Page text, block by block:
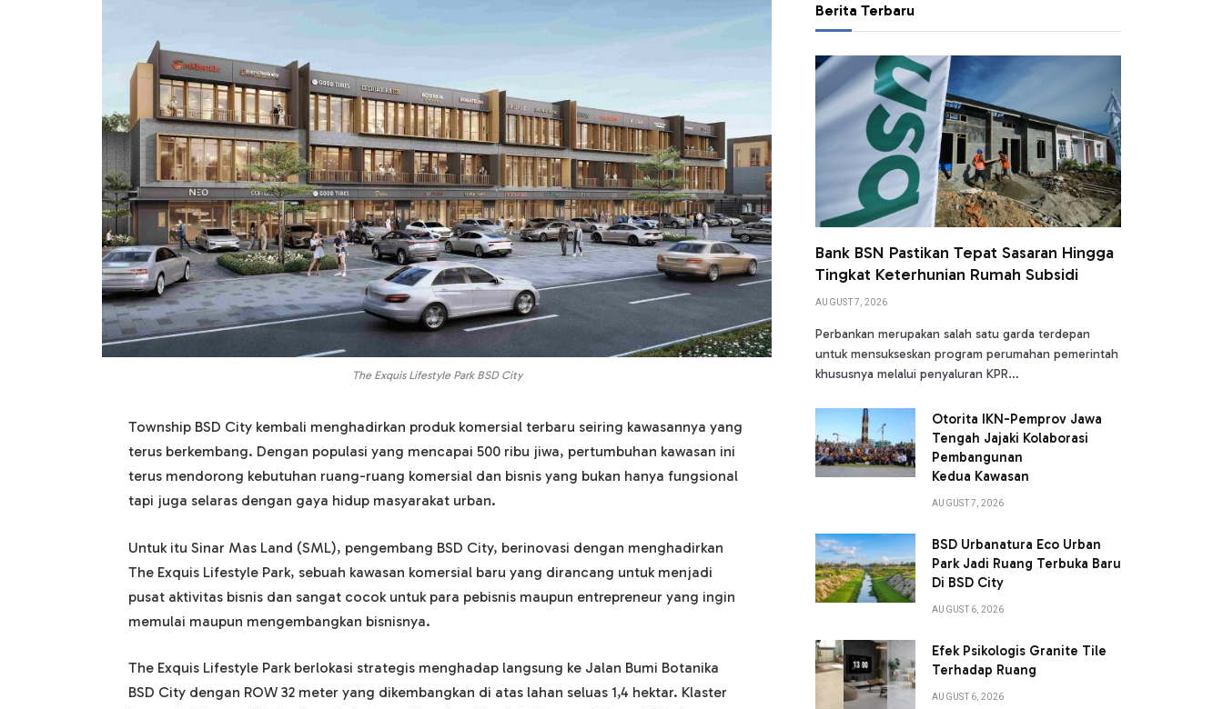
The Exquis Lifestyle Park BSD City
Township BSD City kembali menghadirkan produk komersial terbaru seiring kawasannya yang
terus berkembang. Dengan populasi yang mencapai 500 ribu jiwa, pertumbuhan kawasan ini
terus mendorong kebutuhan ruang-ruang komersial dan bisnis yang bukan hanya fungsional
tapi juga selaras dengan gaya hidup masyarakat urban.
Untuk itu Sinar Mas Land (SML), pengembang BSD City, berinovasi dengan menghadirkan
The Exquis Lifestyle Park, sebuah kawasan komersial baru yang dirancang untuk menjadi
pusat aktivitas bisnis dan sangat cocok untuk para pebisnis maupun entrepreneur yang ingin
memulai maupun mengembangkan bisnisnya.
The Exquis Lifestyle Park berlokasi strategis menghadap langsung ke Jalan Bumi Botanika
BSD City dengan ROW 32 meter yang dikembangkan di atas lahan seluas 1,4 hektar. Klaster
Berita Terbaru
Bank BSN Pastikan Tepat Sasaran Hingga
Tingkat Keterhunian Rumah Subsidi
AUGUST 7, 2026
Perbankan merupakan salah satu garda terdepan
untuk mensukseskan program perumahan pemerintah
khususnya melalui penyaluran KPR…
Otorita IKN-Pemprov Jawa
Tengah Jajaki Kolaborasi
Pembangunan
Kedua Kawasan
AUGUST 7, 2026
BSD Urbanatura Eco Urban
Park Jadi Ruang Terbuka Baru
Di BSD City
AUGUST 6, 2026
Efek Psikologis Granite Tile
Terhadap Ruang
AUGUST 6, 2026